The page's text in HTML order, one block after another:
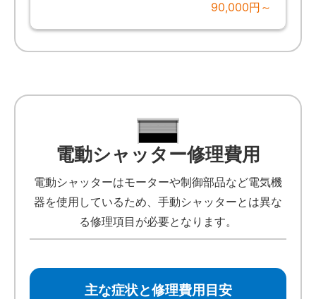
90,000円～
電動シャッター修理費用
電動シャッターはモーターや制御部品など電気機
器を使用しているため、手動シャッターとは異な
る修理項目が必要となります。
主な症状と修理費用目安